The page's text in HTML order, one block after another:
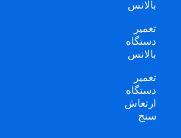
بالانس
تعمیر
دستگاه
بالانس
تعمیر
دستگاه
ارتعاش
سنج